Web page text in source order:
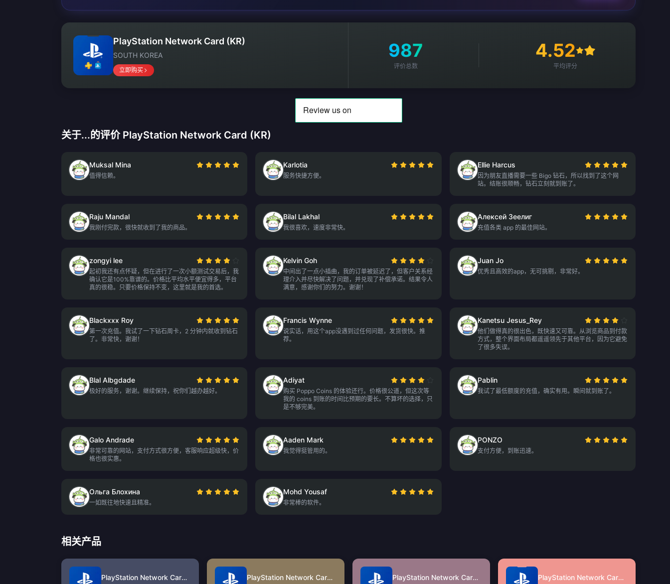
PlayStation Network Card (KR)
SOUTH KOREA
立即购买
987
评价总数
4.52
平均评分
关于...的评价 PlayStation Network Card (KR)
Muksal Mina
值得信赖。
Karlotia
服务快捷方便。
Ellie Harcus
因为朋友直播需要一些 Bigo 钻石，所以找到了这个网
站。结账很顺畅，钻石立刻就到账了。
Raju Mandal
我刚付完款，很快就收到了我的商品。
Bilal Lakhal
我很喜欢，速度非常快。
Алексей Зеелиг
充值各类 app 的最佳网站。
zongyi lee
起初我还有点怀疑，但在进行了一次小额测试交易后，我
确认它是100%靠谱的。价格比平均水平便宜得多，平台
真的很稳。只要价格保持不变，这里就是我的首选。
Kelvin Goh
中间出了一点小插曲，我的订单被延迟了，但客户关系经
理介入并尽快解决了问题，并兑现了补偿承诺。结果令人
满意，感谢你们的努力。谢谢！
Juan Jo
优秀且高效的app，无可挑剔，非常好。
Blackxxx Roy
第一次充值。我试了一下钻石周卡，2 分钟内就收到钻石
了。非常快，谢谢！
Francis Wynne
说实话，用这个app没遇到过任何问题，发货很快。推
荐。
Kanetsu Jesus_Rey
他们做得真的很出色，既快速又可靠。从浏览商品到付款
方式，整个界面布局都遥遥领先于其他平台，因为它避免
了很多失误。
Blal Albgdade
极好的服务，谢谢。继续保持，祝你们越办越好。
Adiyat
购买 Poppo Coins 的体验还行。价格很公道，但这次等
我的 coins 到账的时间比预期的要长。不算坏的选择，只
是不够完美。
Pablin
我试了最低额度的充值，确实有用。瞬间就到账了。
Galo Andrade
非常可靠的网站，支付方式很方便，客服响应超级快，价
格也很实惠。
Aaden Mark
我觉得挺管用的。
PONZO
支付方便，到账迅速。
Ольга Блохина
一如既往地快速且精准。
Mohd Yousaf
非常棒的软件。
相关产品
PlayStation Network Card (US) PlayStation Network Card (HK) PlayStation Network Card (SG) PlayStation Network Card (MY)